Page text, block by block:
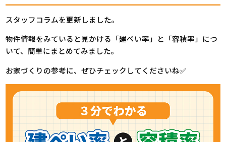
スタッフコラムを更新しました。
物件情報をみていると見かける「建ぺい率」と「容積率」につ
いて、簡単にまとめてみました。
お家づくりの参考に、ぜひチェックしてくださいね✅